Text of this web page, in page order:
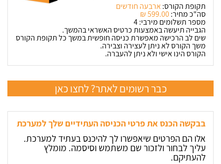
תקופת הקורס:ארבעה חודשים
סה"כ מחיר:599.00 ‏₪
מספר תשלומים מירבי: 4
הגבייה תיעשה באמצעות כרטיס האשראי בהמשך.
שים לב הרכישה מאפשרת כניסה חופשית במשך כל תקופת הקורס
משך הקורס לא ניתן לעצירה וצבירה.
הקורס הינו אישי ולא ניתן להעברה.
כבר רשומים לאתר? לחצו כאן
בבקשה הכנס את פרטי הכניסה העתידיים שלך למערכת
אלו הם הפרטים שיאפשרו לך להיכנס בעתיד למערכת.
עליך לבחור ולזכור שם משתמש וסיסמה. מומלץ
להעתיקם.